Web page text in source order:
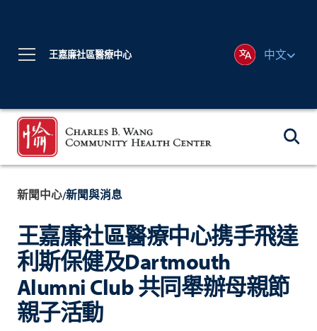
王嘉廉社區醫療中心 中文
新聞中心/新聞與消息
王嘉廉社區醫療中心携手飛達
利斯保健及Dartmouth
Alumni Club 共同舉辦母親節
親子活動